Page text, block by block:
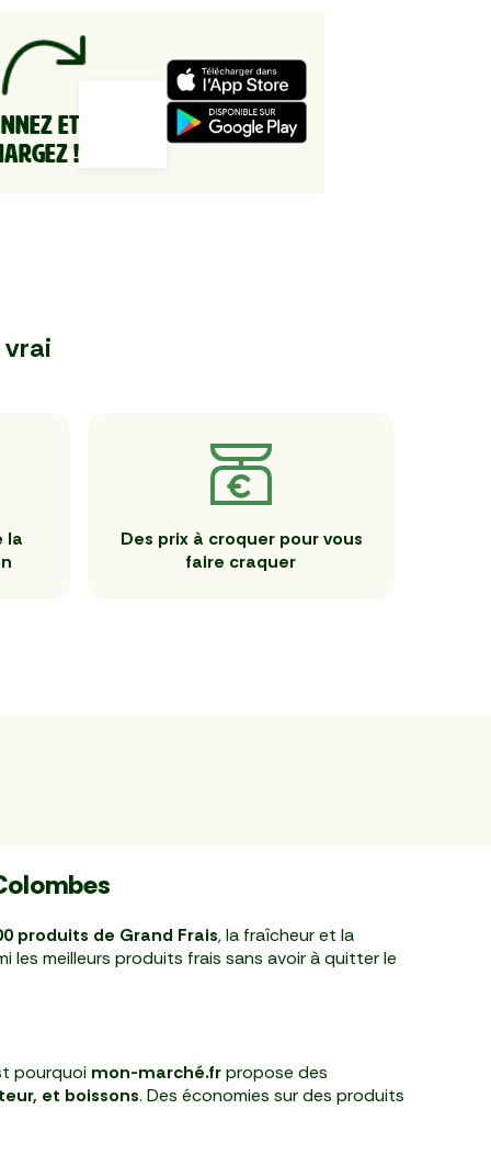
ET
!
la
Des prix à croquer pour vous
faire craquer
produits de Grand Frais, la fraîcheur et la
meilleurs produits frais sans avoir à quitter le
pourquoi mon-marché.frpropose des
et boissons. Des économies sur des produits